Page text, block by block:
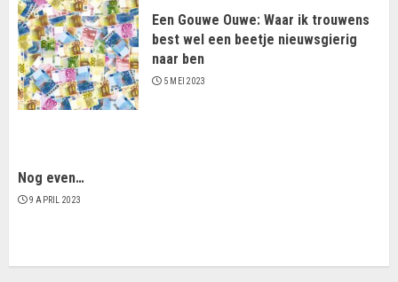
Een Gouwe Ouwe: Waar ik trouwens
best wel een beetje nieuwsgierig
naar ben
5 MEI 2023
Nog even…
9 APRIL 2023